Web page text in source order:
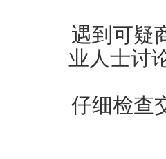
遇到可疑
业人士讨
仔细检查